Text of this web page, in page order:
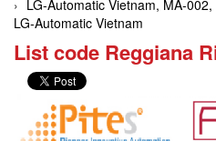
LG-Automatic Vietnam, MA-
LG-Automatic Vietnam
List code Reggiana